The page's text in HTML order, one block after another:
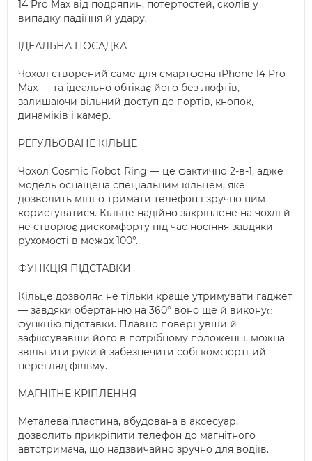
14 Pro Max від подряпин, потертостей, сколів у
випадку падіння й удару.
ІДЕАЛЬНА ПОСАДКА
Чохол створений саме для смартфона iPhone 14 Pro
Max — та ідеально обтікає його без люфтів,
залишаючи вільний доступ до портів, кнопок,
динаміків і камер.
РЕГУЛЬОВАНЕ КІЛЬЦЕ
Чохол Cosmic Robot Ring — це фактично 2-в-1, адже
модель оснащена спеціальним кільцем, яке
дозволить міцно тримати телефон і зручно ним
користуватися. Кільце надійно закріплене на чохлі й
не створює дискомфорту під час носіння завдяки
рухомості в межах 100°.
ФУНКЦІЯ ПІДСТАВКИ
Кільце дозволяє не тільки краще утримувати гаджет
— завдяки обертанню на 360° воно ще й виконує
функцію підставки. Плавно повернувши й
зафіксувавши його в потрібному положенні, можна
звільнити руки й забезпечити собі комфортний
перегляд фільму.
МАГНІТНЕ КРІПЛЕННЯ
Металева пластина, вбудована в аксесуар,
дозволить прикріпити телефон до магнітного
автотримача, що надзвичайно зручно для водіїв.